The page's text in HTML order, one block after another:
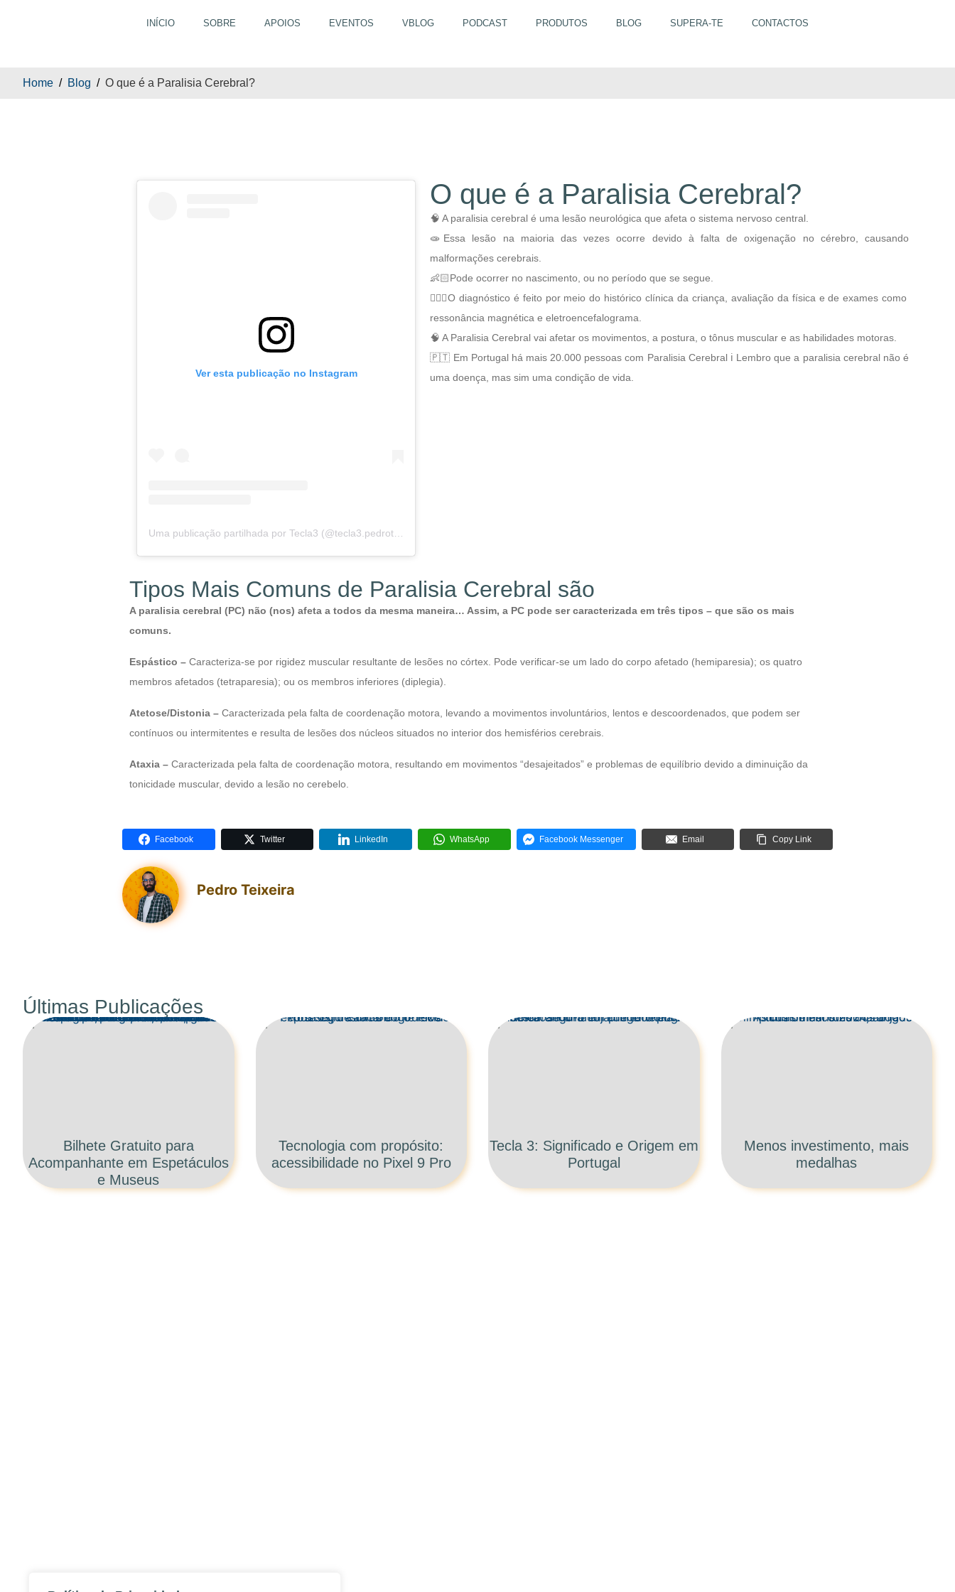
INÍCIO SOBRE APOIOS EVENTOS VBLOG PODCAST PRODUTOS BLOG SUPERA-TE CONTACTOS
O que é a Paralisia Cerebral?
Home Blog O que é a Paralisia Cerebral?
Ver esta publicação no Instagram
O que é a Paralisia Cerebral?
🧠 A paralisia cerebral é uma lesão neurológica que afeta o sistema nervoso central.
🧫Essa lesão na maioria das vezes ocorre devido à falta de oxigenação no cérebro, causando
malformações cerebrais.
👶🏻Pode ocorrer no nascimento, ou no período que se segue.
🧑🏻‍⚕️O diagnóstico é feito por meio do histórico clínica da criança, avaliação da física e de exames como
ressonância magnética e eletroencefalograma.
🧠 A Paralisia Cerebral vai afetar os movimentos, a postura, o tônus muscular e as habilidades motoras.
🇵🇹 Em Portugal há mais 20.000 pessoas com Paralisia Cerebral ℹ️ Lembro que a paralisia cerebral não é
uma doença, mas sim uma condição de vida.
Tipos Mais Comuns de Paralisia Cerebral são
A paralisia cerebral (PC) não (nos) afeta a todos da mesma maneira… Assim, a PC pode ser caracterizada em três tipos – que são os mais
comuns.
Espástico – Caracteriza-se por rigidez muscular resultante de lesões no córtex. Pode verificar-se um lado do corpo afetado (hemiparesia); os quatro
membros afetados (tetraparesia); ou os membros inferiores (diplegia).
Atetose/Distonia – Caracterizada pela falta de coordenação motora, levando a movimentos involuntários, lentos e descoordenados, que podem ser
contínuos ou intermitentes e resulta de lesões dos núcleos situados no interior dos hemisférios cerebrais.
Ataxia – Caracterizada pela falta de coordenação motora, resultando em movimentos “desajeitados” e problemas de equilíbrio devido a diminuição da
tonicidade muscular, devido a lesão no cerebelo.
Facebook Twitter LinkedIn WhatsApp Facebook Messenger Email Copy Link
Pedro Teixeira
Últimas Publicações
Bilhete Gratuito para
Acompanhante em Espetáculos
e Museus
Tecnologia com propósito:
acessibilidade no Pixel 9 Pro
Tecla 3: Significado e Origem em
Portugal
Menos investimento, mais
medalhas